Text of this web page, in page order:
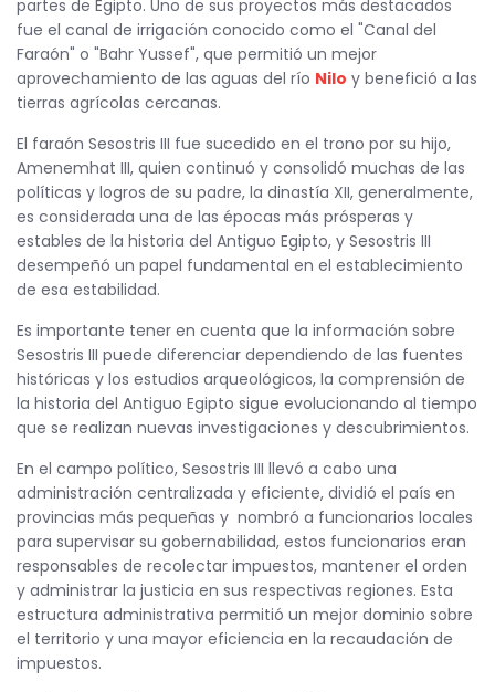
partes de Egipto. Uno de sus proyectos más destacados
fue el canal de irrigación conocido como el "Canal del
Faraón" o "Bahr Yussef", que permitió un mejor
aprovechamiento de las aguas del río Nilo y benefició a las
tierras agrícolas cercanas.
El faraón Sesostris III fue sucedido en el trono por su hijo,
Amenemhat III, quien continuó y consolidó muchas de las
políticas y logros de su padre, la dinastía XII, generalmente,
es considerada una de las épocas más prósperas y
estables de la historia del Antiguo Egipto, y Sesostris III
desempeñó un papel fundamental en el establecimiento
de esa estabilidad.
Es importante tener en cuenta que la información sobre
Sesostris III puede diferenciar dependiendo de las fuentes
históricas y los estudios arqueológicos, la comprensión de
la historia del Antiguo Egipto sigue evolucionando al tiempo
que se realizan nuevas investigaciones y descubrimientos.
En el campo político, Sesostris III llevó a cabo una
administración centralizada y eficiente, dividió el país en
provincias más pequeñas y nombró a funcionarios locales
para supervisar su gobernabilidad, estos funcionarios eran
responsables de recolectar impuestos, mantener el orden
y administrar la justicia en sus respectivas regiones. Esta
estructura administrativa permitió un mejor dominio sobre
el territorio y una mayor eficiencia en la recaudación de
impuestos.